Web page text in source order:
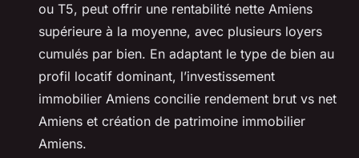
ou T5, peut offrir une rentabilité nette Amiens
supérieure à la moyenne, avec plusieurs loyers
cumulés par bien. En adaptant le type de bien au
profil locatif dominant, l’investissement
immobilier Amiens concilie rendement brut vs net
Amiens et création de patrimoine immobilier
Amiens.